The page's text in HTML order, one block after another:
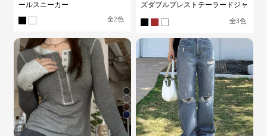
ールスニーカー
全2色
ズダブルブレストテーラードジャ
全3色